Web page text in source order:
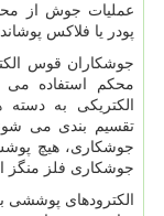
عملیات جوش از
پودر یا فلاکس
جوشکاران قوس
محکم استفاده
الکتریکی به
تقسیم بندی می
جوشکاری، هیچ
جوشکاری فلز منگز
الکترودهای